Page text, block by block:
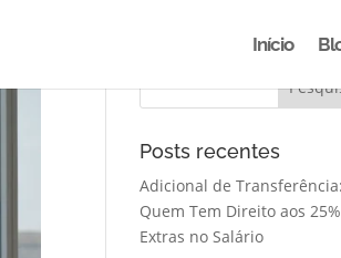
Início
Posts recentes
Adicional de Transferência:
Quem Tem Direito aos 25%
Extras no Salário